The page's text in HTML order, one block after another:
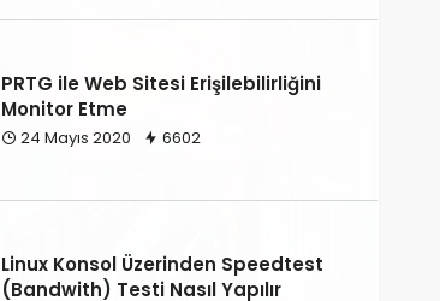
PRTG ile Web Sitesi Erişilebilirliğini
Monitor Etme
24 Mayıs 2020 6602
Linux Konsol Üzerinden Speedtest
(Bandwith) Testi Nasıl Yapılır